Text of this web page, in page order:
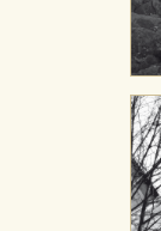
Estas
relevante
que se